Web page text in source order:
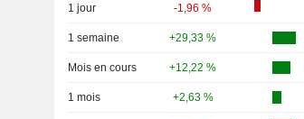
1 jour -1,96 %
1 semaine +29,33 %
Mois en cours +12,22 %
1 mois +2,63 %